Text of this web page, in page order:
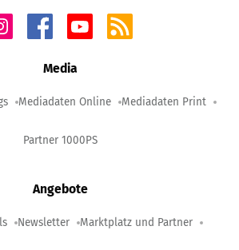
Media
Mediadaten Online Mediadaten Print
Partner 1000PS
Angebote
Newsletter Marktplatz und Partner